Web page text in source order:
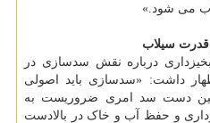
می شود.»
سیلاب
درباره نقش سدسازی در
داشت: «سدسازی باید اصولی
دست سد امری ضروریست به
و حفظ آب و خاک در بالادست